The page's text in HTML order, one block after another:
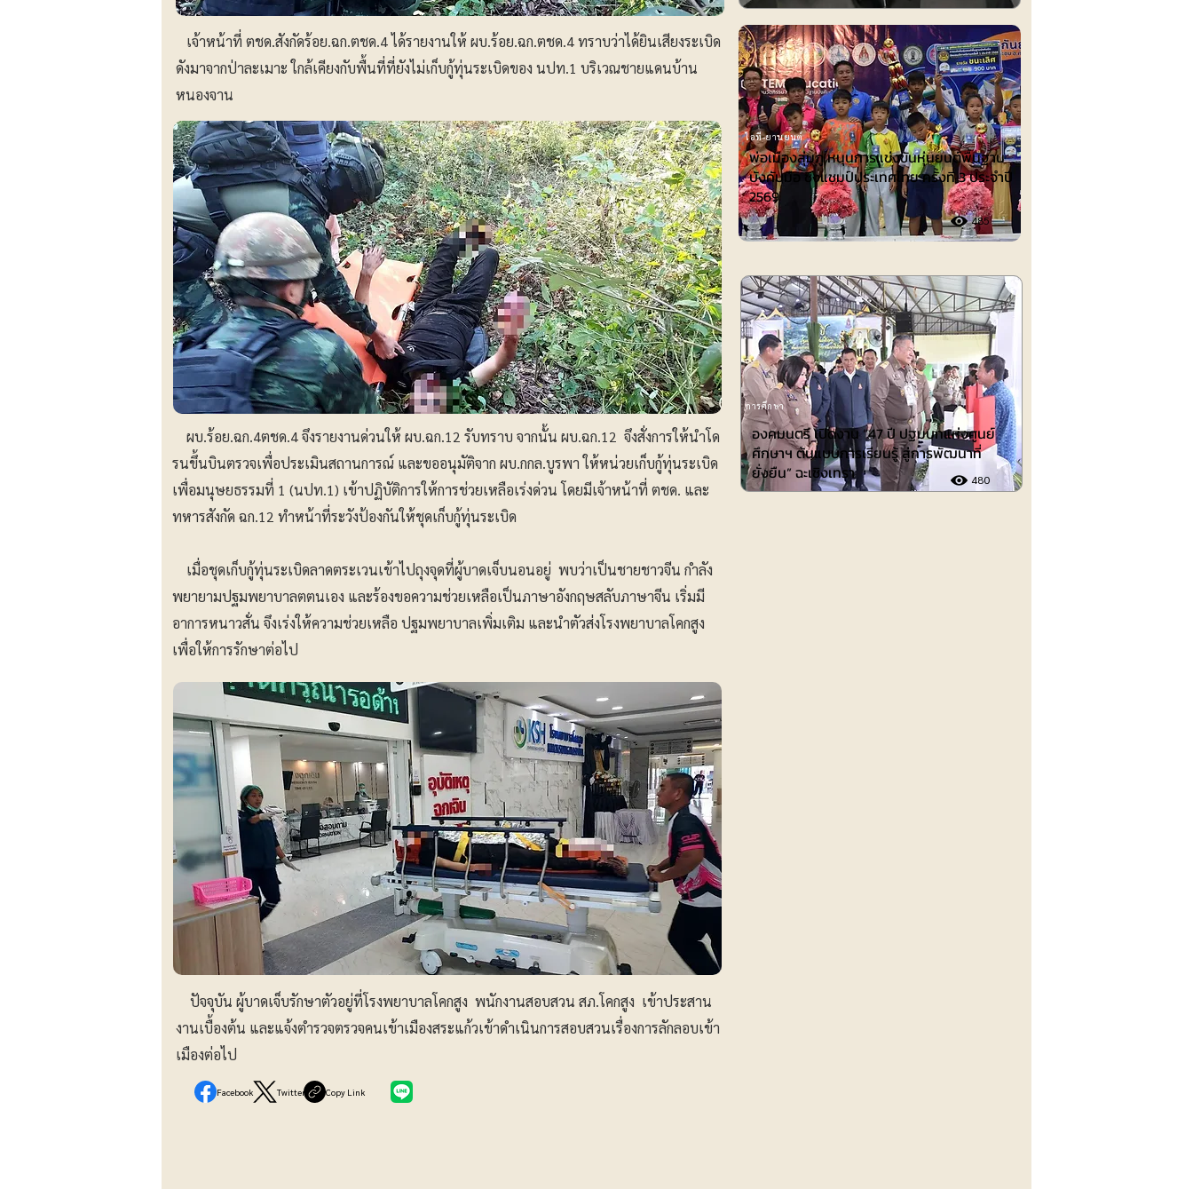
เจ้าหน้าที่ ตชด.สังกัดร้อย.ฉก.ตชด.4 ได้รายงานให้ ผบ.ร้อย.ฉก.ตชด.4 ทราบว่าได้ยินเสียงระเบิด
ดังมาจากป่าละเมาะ ใกล้เคียงกับพื้นที่ที่ยังไม่เก็บกู้ทุ่นระเบิดของ นปท.1 บริเวณชายแดนบ้าน
หนองจาน
ผบ.ร้อย.ฉก.4ตชด.4 จึงรายงานด่วนให้ ผบ.ฉก.12 รับทราบ จากนั้น ผบ.ฉก.12 จึงสั่งการให้นำโด
รนขึ้นบินตรวจเพื่อประเมินสถานการณ์ และขออนุมัติจาก ผบ.กกล.บูรพา ให้หน่วยเก็บกู้ทุ่นระเบิด
เพื่อมนุษยธรรมที่ 1 (นปท.1) เข้าปฏิบัติการให้การช่วยเหลือเร่งด่วน โดยมีเจ้าหน้าที่ ตชด. และ
ทหารสังกัด ฉก.12 ทำหน้าที่ระวังป้องกันให้ชุดเก็บกู้ทุ่นระเบิด
เมื่อชุดเก็บกู้ทุ่นระเบิดลาดตระเวนเข้าไปถุงจุดที่ผู้บาดเจ็บนอนอยู่ พบว่าเป็นชายชาวจีน กำลัง
พยายามปฐมพยาบาลตตนเอง และร้องขอความช่วยเหลือเป็นภาษาอังกฤษสลับภาษาจีน เริ่มมี
อาการหนาวสั่น จึงเร่งให้ความช่วยเหลือ ปฐมพยาบาลเพิ่มเติม และนำตัวส่งโรงพยาบาลโคกสูง
เพื่อให้การรักษาต่อไป
ปัจจุบัน ผู้บาดเจ็บรักษาตัวอยู่ที่โรงพยาบาลโคกสูง พนักงานสอบสวน สภ.โคกสูง เข้าประสาน
งานเบื้องต้น และแจ้งตำรวจตรวจคนเข้าเมืองสระแก้วเข้าดำเนินการสอบสวนเรื่องการลักลอบเข้า
เมืองต่อไป
Facebook Twitter Copy Link
ไอที-ยานยนต์
พ่อเมืองลุ่มภู หนุนการแข่งขันหุ่นยนต์พื้นฐาน
บังคับมือ ชิงแชมป์ประเทศไทย ครั้งที่ 3 ประจำปี
2569
485
การศึกษา
องคมนตรี เปิดงาน “47 ปี ปฐมบทแห่งศูนย์
ศึกษาฯ ต้นแบบการเรียนรู้ สู่การพัฒนาที่
ยั่งยืน” ฉะเชิงเทรา
480